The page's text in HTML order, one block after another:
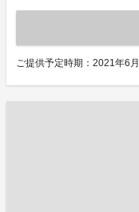
ご提供予定時期：2021年6月